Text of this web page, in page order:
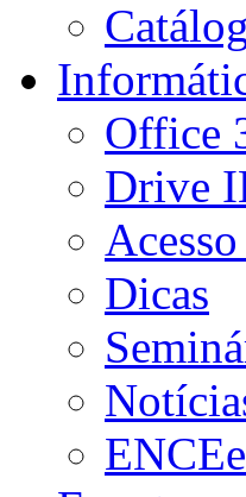
Office
Drive
Dicas